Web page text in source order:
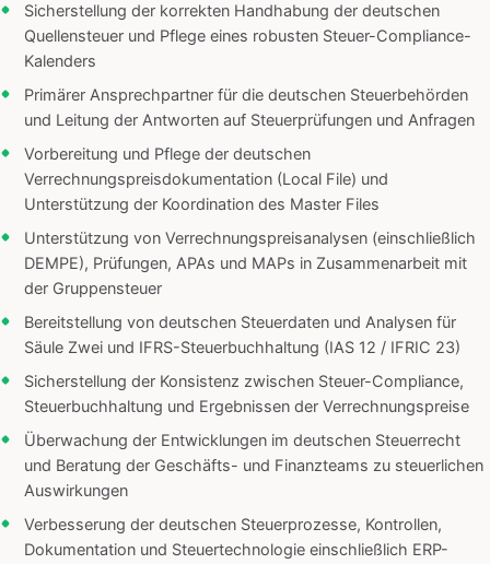
Sicherstellung der korrekten Handhabung der deutschen
Quellensteuer und Pflege eines robusten Steuer-Compliance-
Kalenders
Primärer Ansprechpartner für die deutschen Steuerbehörden
und Leitung der Antworten auf Steuerprüfungen und Anfragen
Vorbereitung und Pflege der deutschen
Verrechnungspreisdokumentation (Local File) und
Unterstützung der Koordination des Master Files
Unterstützung von Verrechnungspreisanalysen (einschließlich
DEMPE), Prüfungen, APAs und MAPs in Zusammenarbeit mit
der Gruppensteuer
Bereitstellung von deutschen Steuerdaten und Analysen für
Säule Zwei und IFRS-Steuerbuchhaltung (IAS 12 / IFRIC 23)
Sicherstellung der Konsistenz zwischen Steuer-Compliance,
Steuerbuchhaltung und Ergebnissen der Verrechnungspreise
Überwachung der Entwicklungen im deutschen Steuerrecht
und Beratung der Geschäfts- und Finanzteams zu steuerlichen
Auswirkungen
Verbesserung der deutschen Steuerprozesse, Kontrollen,
Dokumentation und Steuertechnologie einschließlich ERP-